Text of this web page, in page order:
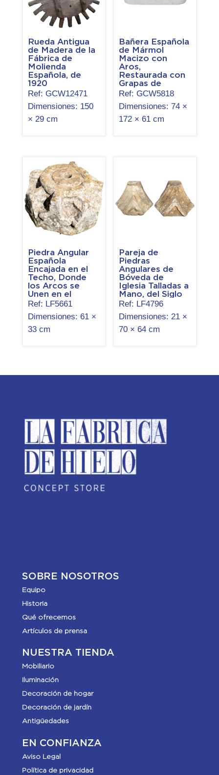
Rueda Antigua
de Madera de la
Fábrica de
Molienda
Española, de
1920
Ref: GCW12471
Dimensiones: 150
× 29 cm
Bañera Española
de Mármol
Macizo con
Aros,
Restaurada con
Grapas de
Hierro, del Siglo
Ref: GCW5818
Dimensiones: 74 ×
172 × 61 cm
Piedra Angular
Española
Encajada en el
Techo, Donde
los Arcos se
Unen en el
Vértice de una
XVI
Ref: LF5661
Dimensiones: 61 ×
33 cm
Pareja de
Piedras
Angulares de
Bóveda de
Iglesia Talladas a
Mano, del Siglo
XVII
Ref: LF4796
Dimensiones: 21 ×
70 × 64 cm
SOBRE NOSOTROS
Equipo
Historia
Qué ofrecemos
Artículos de prensa
NUESTRA TIENDA
Mobiliario
Iluminación
Decoración de hogar
Decoración de jardín
Antigüedades
EN CONFIANZA
Aviso Legal
Política de privacidad